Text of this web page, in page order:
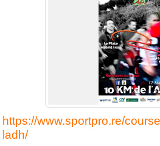
https://www.sportpro.re/
ladh/